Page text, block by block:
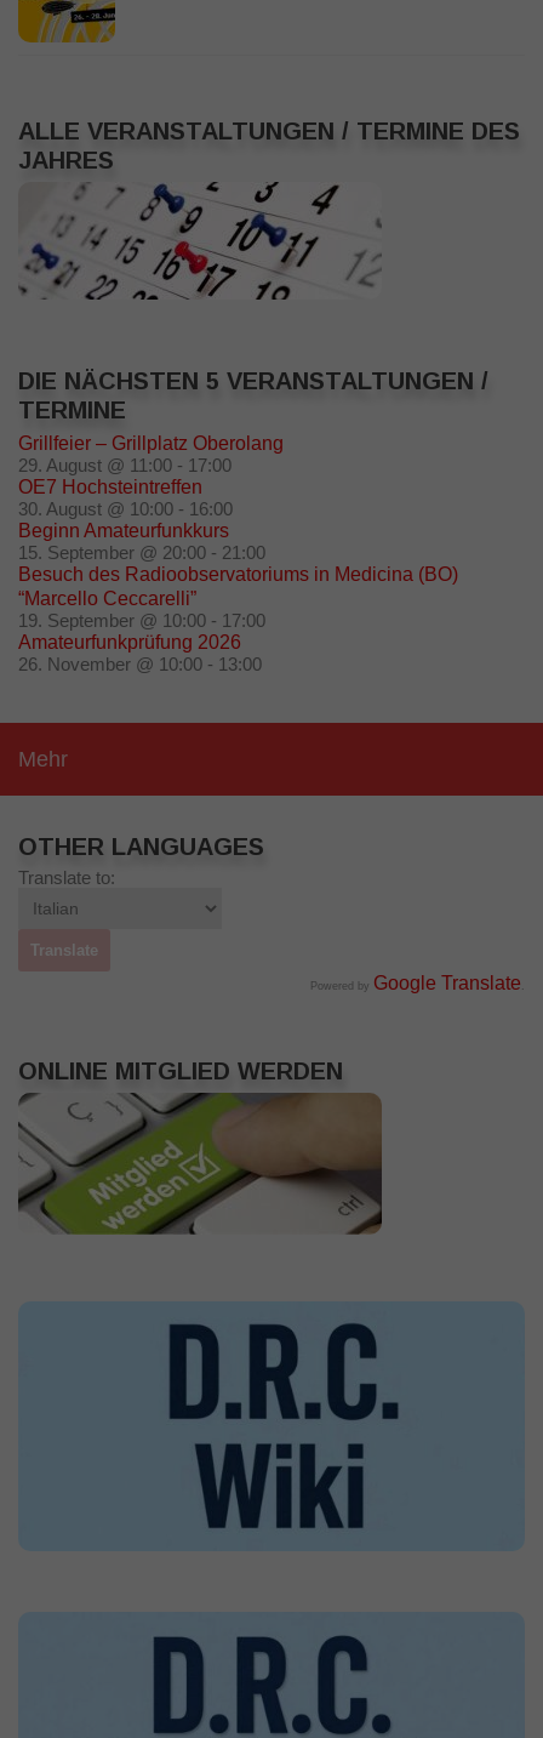
ALLE VERANSTALTUNGEN / TERMINE DES
JAHRES
DIE NÄCHSTEN 5 VERANSTALTUNGEN /
TERMINE
Grillfeier – Grillplatz Oberolang
29. August @ 11:00 - 17:00
OE7 Hochsteintreffen
30. August @ 10:00 - 16:00
Beginn Amateurfunkkurs
15. September @ 20:00 - 21:00
Besuch des Radioobservatoriums in Medicina (BO)
“Marcello Ceccarelli”
19. September @ 10:00 - 17:00
Amateurfunkprüfung 2026
26. November @ 10:00 - 13:00
Mehr
OTHER LANGUAGES
Translate to:
Powered by Google Translate
ONLINE MITGLIED WERDEN